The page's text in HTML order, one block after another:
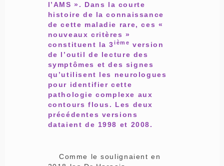
l’AMS » . Dans la courte
histoire de la connaissance
de cette maladie rare, ces «
nouveaux critères »
constituent la 3ième version
de l’outil de lecture des
symptômes et des signes
qu’utilisent les neurologues
pour identifier cette
pathologie complexe aux
contours flous. Les deux
précédentes versions
dataient de 1998 et 2008.
Comme le soulignaient en